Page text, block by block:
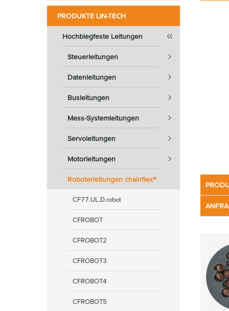
PRODUKTE LIN-TECH
Hochbiegfeste Leitungen
Steuerleitungen
Datenleitungen
Busleitungen
Mess-Systemleitungen
Servoleitungen
Motorleitungen
Roboterleitungen chainflex®
CF77.UL.D.robot
CFROBOT
CFROBOT2
CFROBOT3
CFROBOT4
CFROBOT5